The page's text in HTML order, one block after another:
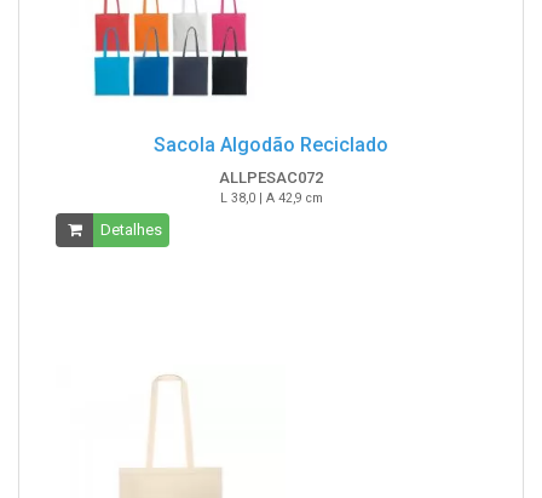
Sacola Algodão Reciclado
ALLPESAC072
L 38,0 | A 42,9 cm
Detalhes